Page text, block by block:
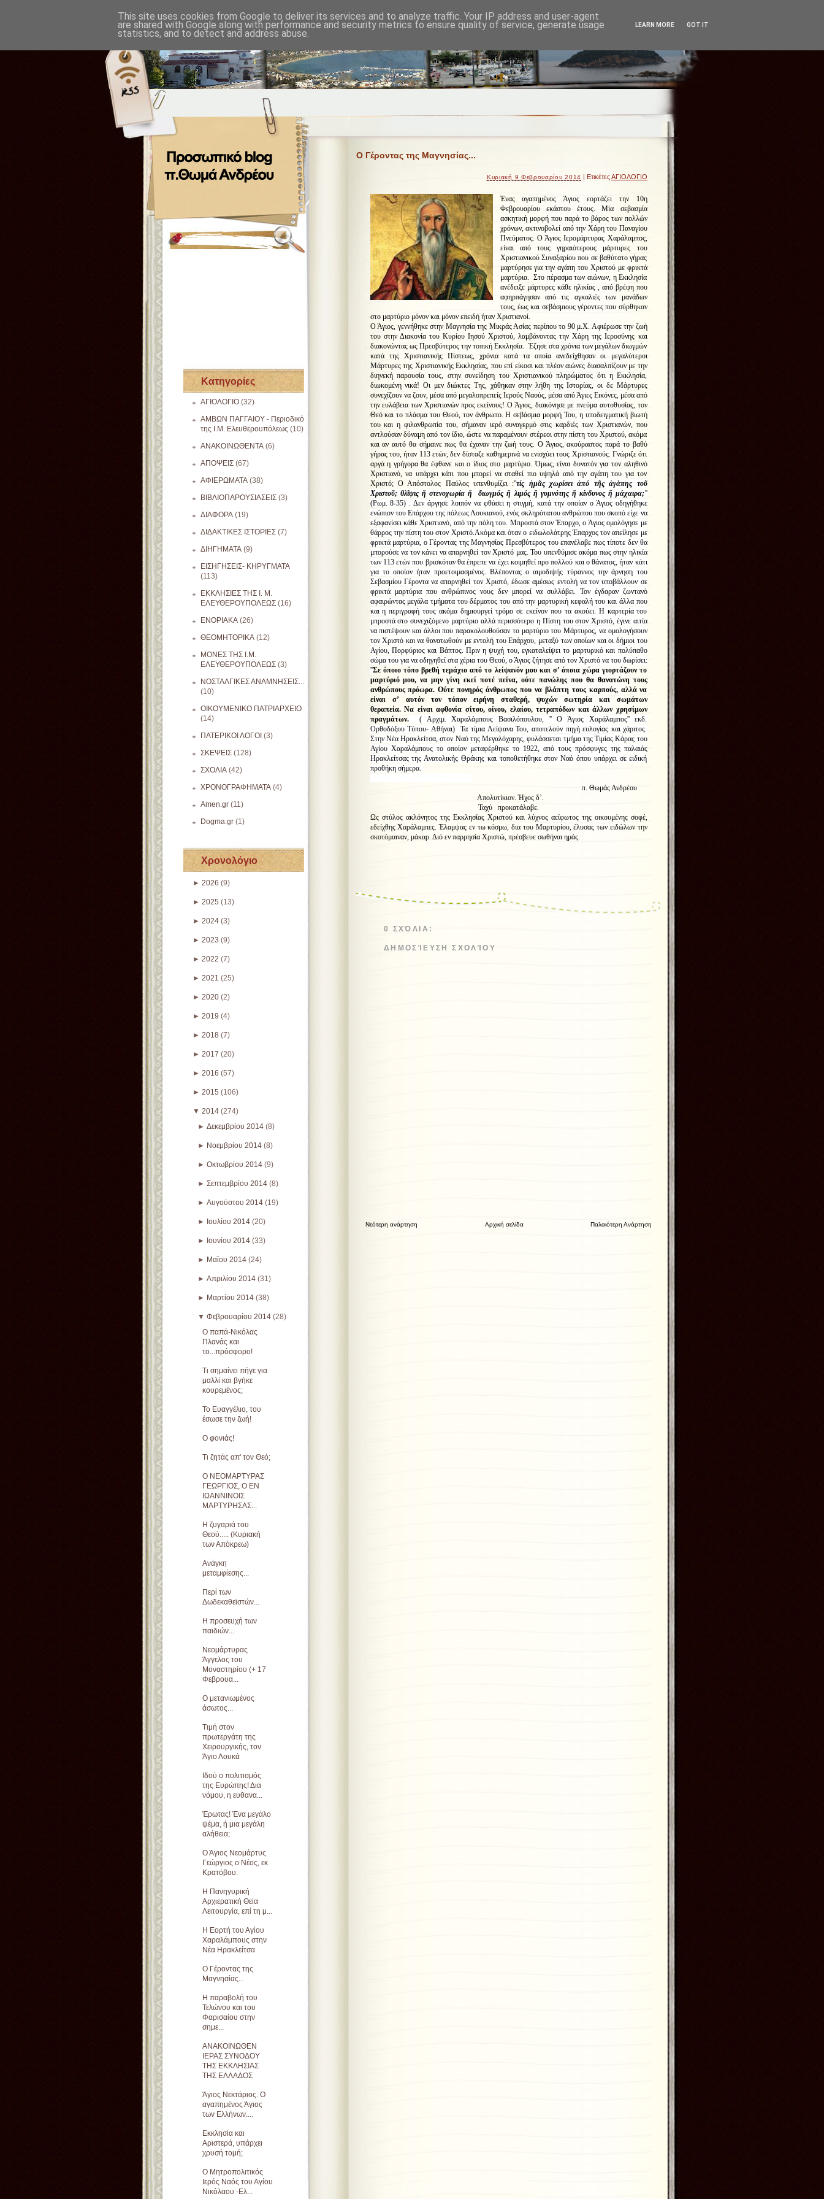
Κατηγορίες
ΑΓΙΟΛΟΓΙΟ (32)
ΑΜΒΩΝ ΠΑΓΓΑΙΟΥ - Περιοδικό
της Ι.Μ. Ελευθερουπόλεως (10)
ΑΝΑΚΟΙΝΩΘΕΝΤΑ (6)
ΑΠΟΨΕΙΣ (67)
ΑΦΙΕΡΩΜΑΤΑ (38)
ΒΙΒΛΙΟΠΑΡΟΥΣΙΑΣΕΙΣ (3)
ΔΙΑΦΟΡΑ (19)
ΔΙΔΑΚΤΙΚΕΣ ΙΣΤΟΡΙΕΣ (7)
ΔΙΗΓΗΜΑΤΑ (9)
ΕΙΣΗΓΗΣΕΙΣ- ΚΗΡΥΓΜΑΤΑ
(113)
ΕΚΚΛΗΣΙΕΣ ΤΗΣ Ι. Μ.
ΕΛΕΥΘΕΡΟΥΠΟΛΕΩΣ (16)
ΕΝΟΡΙΑΚΑ (26)
ΘΕΟΜΗΤΟΡΙΚΑ (12)
ΜΟΝΕΣ ΤΗΣ Ι.Μ.
ΕΛΕΥΘΕΡΟΥΠΟΛΕΩΣ (3)
ΝΟΣΤΑΛΓΙΚΕΣ ΑΝΑΜΝΗΣΕΙΣ...
(10)
ΟΙΚΟΥΜΕΝΙΚΟ ΠΑΤΡΙΑΡΧΕΙΟ
(14)
ΠΑΤΕΡΙΚΟΙ ΛΟΓΟΙ (3)
ΣΚΕΨΕΙΣ (128)
ΣΧΟΛΙΑ (42)
ΧΡΟΝΟΓΡΑΦΗΜΑΤΑ (4)
Amen.gr (11)
Dogma.gr (1)
Χρονολόγιο
► 2026 (9)
► 2025 (13)
► 2024 (3)
► 2023 (9)
► 2022 (7)
► 2021 (25)
► 2020 (2)
► 2019 (4)
► 2018 (7)
► 2017 (20)
► 2016 (57)
► 2015 (106)
▼ 2014 (274)
► Δεκεμβρίου 2014 (8)
► Νοεμβρίου 2014 (8)
► Οκτωβρίου 2014 (9)
► Σεπτεμβρίου 2014 (8)
► Αυγούστου 2014 (19)
► Ιουλίου 2014 (20)
► Ιουνίου 2014 (33)
► Μαΐου 2014 (24)
► Απριλίου 2014 (31)
► Μαρτίου 2014 (38)
▼ Φεβρουαρίου 2014 (28)
Ο παπά-Νικόλας
Πλανάς και
το...πρόσφορο!
Τι σημαίνει πήγε για
μαλλί και βγήκε
κουρεμένος;
Το Ευαγγέλιο, του
έσωσε την ζωή!
Ο φονιάς!
Τι ζητάς απ' τον Θεό;
Ο ΝΕΟΜΑΡΤΥΡΑΣ
ΓΕΩΡΓΙΟΣ, Ο ΕΝ
ΙΩΑΝΝΙΝΟΙΣ
ΜΑΡΤΥΡΗΣΑΣ...
Η ζυγαριά του
Θεού..... (Κυριακή
των Απόκρεω)
Ανάγκη
μεταμφίεσης...
Περί των
Δωδεκαθεϊστών...
Η προσευχή των
παιδιών...
Νεομάρτυρας
Άγγελος του
Μοναστηρίου (+ 17
Φεβρουα...
Ο μετανιωμένος
άσωτος...
Τιμή στον
πρωτεργάτη της
Χειρουργικής, τον
Άγιο Λουκά
Ιδού ο πολιτισμός
της Ευρώπης! Δια
νόμου, η ευθανα...
Έρωτας! Ένα μεγάλο
ψέμα, ή μια μεγάλη
αλήθεια;
Ο Άγιος Νεομάρτυς
Γεώργιος ο Νέος, εκ
Κρατόβου.
Η Πανηγυρική
Αρχιερατική Θεία
Λειτουργία, επί τη μ...
Η Εορτή του Αγίου
Χαραλάμπους στην
Νέα Ηρακλείτσα
Ο Γέροντας της
Μαγνησίας...
Η παραβολή του
Τελώνου και του
Φαρισαίου στην
σημε...
ΑΝΑΚΟΙΝΩΘΕΝ
ΙΕΡΑΣ ΣΥΝΟΔΟΥ
ΤΗΣ ΕΚΚΛΗΣΙΑΣ
ΤΗΣ ΕΛΛΑΔΟΣ
Άγιος Νεκτάριος. Ο
αγαπημένος Άγιος
των Ελλήνων....
Εκκλησία και
Αριστερά, υπάρχει
χρυσή τομή;
Ο Μητροπολιτικός
Ιερός Ναός του Αγίου
Νικόλαου -Ελ...
Ο Γέροντας της Μαγνησίας...
Κυριακή 9 Φεβρουαρίου 2014 | ΕτικέτεςΑΓΙΟΛΟΓΙΟ
Ένας αγαπημένος Άγιος εορτάζει την 10η
Φεβρουαρίου εκάστου έτους. Μία σεβασμία
ασκητική μορφή που παρά το βάρος των πολλών
χρόνων, ακτινοβολεί από την Χάρη του Παναγίου
Πνεύματος. Ο Άγιος Ιερομάρτυρας Χαράλαμπος,
είναι από τους γηραιότερους μάρτυρες του
Χριστιανικού Συναξαρίου που σε βαθύτατο γήρας
μαρτύρησε για την αγάπη του Χριστού με φρικτά
μαρτύρια. Στο πέρασμα των αιώνων, η Εκκλησία
ανέδειξε μάρτυρες κάθε ηλικίας , από βρέφη που
αφηρπάγησαν από τις αγκαλιές των μανάδων
τους, έως και σεβάσμιους γέροντες που σύρθηκαν
στο μαρτύριο μόνον και μόνον επειδή ήταν Χριστιανοί.
Ο Άγιος, γεννήθηκε στην Μαγνησία της Μικράς Ασίας περίπου το 90 μ.Χ. Αφιέρωσε την ζωή
του στην Διακονία του Κυρίου Ιησού Χριστού, λαμβάνοντας την Χάρη της Ιεροσύνης και
διακονώντας ως Πρεσβύτερος την τοπική Εκκλησία. Έζησε στα χρόνια των μεγάλων διωγμών
κατά της Χριστιανικής Πίστεως, χρόνια κατά τα οποία ανεδείχθησαν οι μεγαλύτεροι
Μάρτυρες της Χριστιανικής Εκκλησίας, που επί είκοσι και πλέον αιώνες διασαλπίζουν με την
διηνεκή παρουσία τους, στην συνείδηση του Χριστιανικού πληρώματος ότι η Εκκλησία,
διωκομένη νικά! Οι μεν διώκτες Της, χάθηκαν στην λήθη της Ιστορίας, οι δε Μάρτυρες
συνεχίζουν να ζουν, μέσα από μεγαλοπρεπείς Ιερούς Ναούς, μέσα από Άγιες Εικόνες, μέσα από
την ευλάβεια των Χριστιανών προς εκείνους! Ο Άγιος, διακόνησε με πνεύμα αυτοθυσίας, τον
Θεό και το πλάσμα του Θεού, τον άνθρωπο. Η σεβάσμια μορφή Του, η υποδειγματική βιωτή
του και η φιλανθρωπία του, σήμαναν ιερό συναγερμό στις καρδιές των Χριστιανών, που
αντλούσαν δύναμη από τον ίδιο, ώστε να παραμένουν στέρεοι στην πίστη του Χριστού, ακόμα
και αν αυτό θα σήμαινε πως θα έχαναν την ζωή τους. Ο Άγιος, ακούραστος παρά το βαθύ
γήρας του, ήταν 113 ετών, δεν δίσταζε καθημερινά να ενισχύει τους Χριστιανούς. Γνώριζε ότι
αργά η γρήγορα θα έφθανε και ο ίδιος στο μαρτύριο. Όμως, είναι δυνατόν για τον αληθινό
Χριστιανό, να υπάρχει κάτι που μπορεί να σταθεί πιο υψηλά από την αγάπη του για τον
Χριστό; Ο Απόστολος Παύλος υπενθυμίζει :''τίς ἡμᾶς χωρίσει ἀπό τῆς ἀγάπης τοῦ
Χριστοῦ; θλῖψις ἤ στενοχωρία ἤ διωγμός ἤ λιμός ἤ γυμνότης ἤ κίνδυνος ἤ μάχαιρα;''
(Ρωμ. 8-35) . Δεν άργησε λοιπόν να φθάσει η στιγμή, κατά την οποίαν ο Άγιος οδηγήθηκε
ενώπιον του Επάρχου της πόλεως Λουκιανού, ενός σκληρότατου ανθρώπου που σκοπό είχε να
εξαφανίσει κάθε Χριστιανό, από την πόλη του. Μπροστά στον Έπαρχο, ο Άγιος ομολόγησε με
θάρρος την πίστη του στον Χριστό.Ακόμα και όταν ο ειδωλολάτρης Έπαρχος τον απείλησε με
φρικτά μαρτύρια, ο Γέροντας της Μαγνησίας Πρεσβύτερος του επανέλαβε πως τίποτε δεν θα
μπορούσε να τον κάνει να απαρνηθεί τον Χριστό μας. Του υπενθύμισε ακόμα πως στην ηλικία
των 113 ετών που βρισκόταν θα έπρεπε να έχει κοιμηθεί προ πολλού και ο θάνατος, ήταν κάτι
για το οποίον ήταν προετοιμασμένος. Βλέποντας ο αιμοδιψής τύραννος την άρνηση του
Σεβασμίου Γέροντα να απαρνηθεί τον Χριστό, έδωσε αμέσως εντολή να τον υποβάλλουν σε
φρικτά μαρτύρια που ανθρώπινος νους δεν μπορεί να συλλάβει. Τον έγδαραν ζωντανό
αφαιρώντας μεγάλα τμήματα του δέρματος του από την μαρτυρική κεφαλή του και άλλα που
και η περιγραφή τους ακόμα δημιουργεί τρόμο σε εκείνον που τα ακούει. Η καρτερία του
μπροστά στο συνεχιζόμενο μαρτύριο αλλά περισσότερο η Πίστη του στον Χριστό, έγινε αιτία
να πιστέψουν και άλλοι που παρακολουθούσαν το μαρτύριο του Μάρτυρος, να ομολογήσουν
τον Χριστό και να θανατωθούν με εντολή του Επάρχου, μεταξύ των οποίων και οι δήμιοι του
Αγίου, Πορφύριος και Βάπτος. Πριν η ψυχή του, εγκαταλείψει το μαρτυρικό και πολύπαθο
σώμα του για να οδηγηθεί στα χέρια του Θεού, ο Άγιος ζήτησε από τον Χριστό να του δωρίσει:
''Σε όποιο τόπο βρεθή τεμάχιο από το λείψανόν μου και σ’ όποια χώρα γιορτάζουν το
μαρτύριό μου, να μην γίνη εκεί ποτέ πείνα, ούτε πανώλης που θα θανατώνη τους
ανθρώπους πρόωρα. Ούτε πονηρός άνθρωπος που να βλάπτη τους καρπούς, αλλά να
είναι σ’ αυτόν τον τόπον ειρήνη σταθερή, ψυχών σωτηρία και σωμάτων
θεραπεία. Να είναι αφθονία σίτου, οίνου, ελαίου, τετραπόδων και άλλων χρησίμων
πραγμάτων.( Αρχιμ. Χαραλάμπους Βασιλόπουλου, '' Ο Άγιος Χαράλαμπος'' εκδ.
Ορθοδόξου Τύπου- Αθήναι) Τα τίμια Λείψανα Του, αποτελούν πηγή ευλογίας και χάριτος.
Στην Νέα Ηρακλείτσα, στον Ναό της Μεγαλόχαρης, φυλάσσεται τμήμα της Τιμίας Κάρας του
Αγίου Χαραλάμπους το οποίον μεταφέρθηκε το 1922, από τους πρόσφυγες της παλαιάς
Ηρακλείτσας της Ανατολικής Θράκης και τοποθετήθηκε στον Ναό όπου υπάρχει σε ειδική
προθήκη σήμερα.
π. Θωμάς Ανδρέου
Απολυτίκιον. Ήχος δ’.
Ταχύ προκατάλαβε.
Ως στύλος ακλόνητος της Εκκλησίας Χριστού και λύχνος αείφωτος της οικουμένης σοφέ,
εδείχθης Χαράλαμπες. Έλαμψας εν τω κόσμω, δια του Μαρτυρίου, έλυσας των ειδώλων την
σκοτόμαιναν, μάκαρ. Διό εν παρρησία Χριστώ, πρέσβευε σωθήναι ημάς.
0 ΣΧΌΛΙΑ:
ΔΗΜΟΣΊΕΥΣΗ ΣΧΟΛΊΟΥ
Νεότερη ανάρτηση Παλαιότερη Ανάρτηση
Αρχική σελίδα
This site uses cookies from Google to deliver its services and to analyze traffic. Your IP address and user-agent
are shared with Google along with performance and security metrics to ensure quality of service, generate usage
statistics, and to detect and address abuse.
LEARN MORE GOT IT